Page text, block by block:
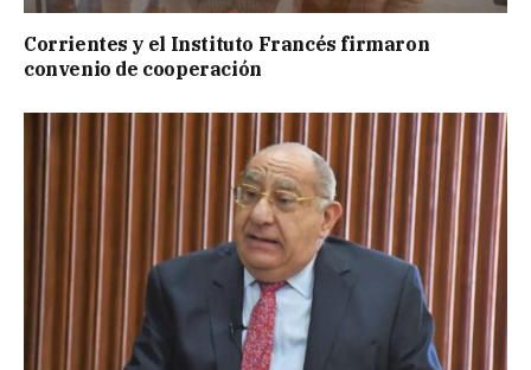
Corrientes y el Instituto Francés firmaron
convenio de cooperación